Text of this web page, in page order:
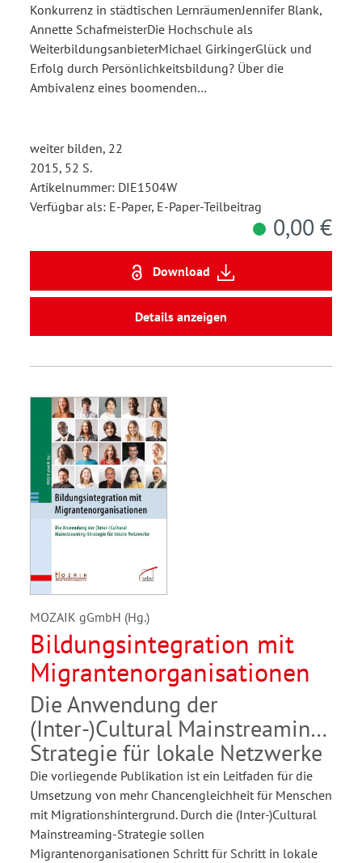
Konkurrenz in städtischen LernräumenJennifer Blank,
Annette SchafmeisterDie Hochschule als
WeiterbildungsanbieterMichael GirkingerGlück und
Erfolg durch Persönlichkeitsbildung? Über die
Ambivalenz eines boomenden…
weiter bilden, 22
2015, 52 S.
Artikelnummer: DIE1504W
Verfügbar als: E-Paper, E-Paper-Teilbeitrag
0,00 €
Download
Details anzeigen
MOZAIK gGmbH (Hg.)
Bildungsintegration mit
Migrantenorganisationen
Die Anwendung der
(Inter-)Cultural Mainstreaming-
Strategie für lokale Netzwerke
Die vorliegende Publikation ist ein Leitfaden für die
Umsetzung von mehr Chancengleichheit für Menschen
mit Migrationshintergrund. Durch die (Inter-)Cultural
Mainstreaming-Strategie sollen
Migrantenorganisationen Schritt für Schritt in lokale